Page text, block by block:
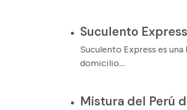
Suculento
Suculento Express es
domicilio....
Mistura del Perú